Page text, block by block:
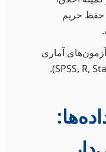
حفظ حریم
آزمون‌های آماری